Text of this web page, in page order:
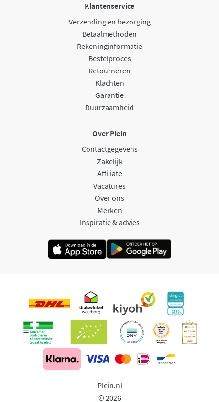
Klantenservice
Verzending en bezorging
Betaalmethoden
Rekeninginformatie
Bestelproces
Retourneren
Klachten
Garantie
Duurzaamheid
Over Plein
Contactgegevens
Zakelijk
Affiliate
Vacatures
Over ons
Merken
Inspiratie & advies
Plein.nl
© 2026